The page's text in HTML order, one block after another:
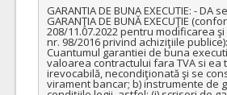
VALOAREA ESTIMATA FARA
TVA:
5.250,00 - 52.500,00 Leu
12. Cateter ghidare impletit(LOT-
GARANTIA DE BUNA EXECUTIE: - DA
GARANŢIA DE BUNĂ EXECUŢIE
208/11.07.2022 pentru modificarea
nr. 98/2016 privind achiziţiile
Cuantumul garantiei de buna
valoarea contractului fara TVA si ea
irevocabilă, necondiţionată şi se
virament bancar; b) instrumente de